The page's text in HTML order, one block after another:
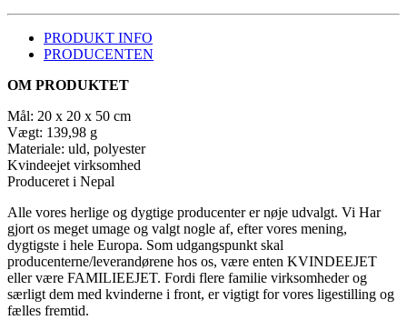
PRODUKT INFO
PRODUCENTEN
OM PRODUKTET
Mål: 20 x 20 x 50 cm
Vægt: 139,98 g
Materiale: uld, polyester
Kvindeejet virksomhed
Produceret i Nepal
Alle vores herlige og dygtige producenter er nøje udvalgt. Vi Har
gjort os meget umage og valgt nogle af, efter vores mening,
dygtigste i hele Europa. Som udgangspunkt skal
producenterne/leverandørene hos os, være enten KVINDEEJET
eller være FAMILIEEJET. Fordi flere familie virksomheder og
særligt dem med kvinderne i front, er vigtigt for vores ligestilling og
fælles fremtid.